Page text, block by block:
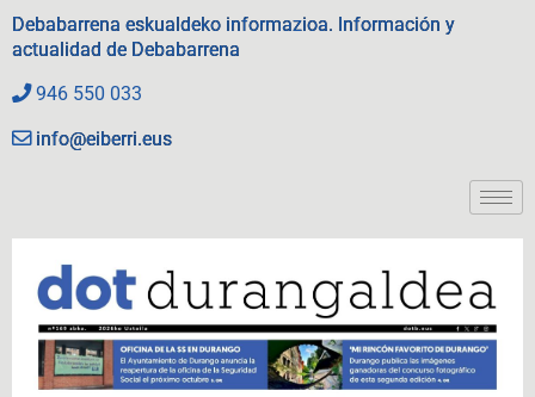
Debabarrena eskualdeko informazioa. Información y
actualidad de Debabarrena
946 550 033
info@eiberri.eus